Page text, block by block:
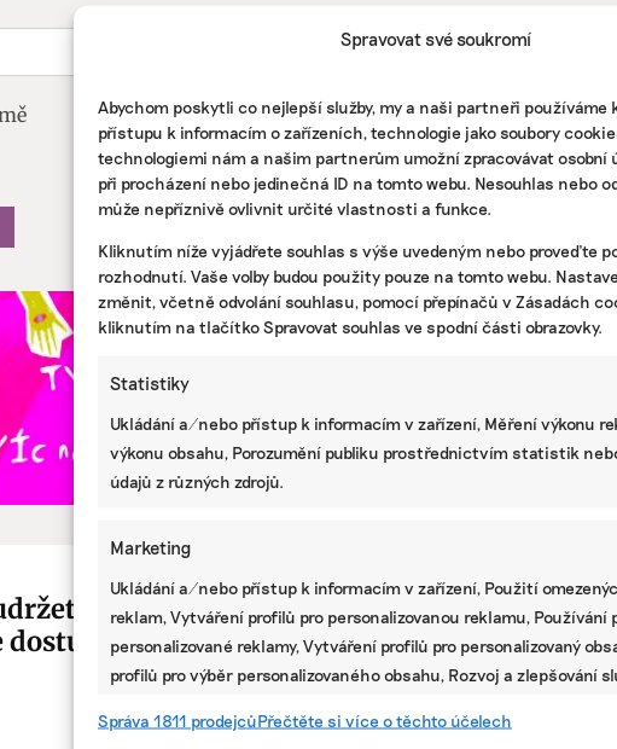
Spravovat své soukromí
Abychom poskytli co nejlepší služby, my a naši partneři
přístupu k informacím o zařízeních, technologie jako soubory
technologiemi nám a našim partnerům umožní zpracovávat osobní
při procházení nebo jedinečná ID na tomto webu. Nesouhlas nebo
může nepříznivě ovlivnit určité vlastnosti a funkce.
Kliknutím níže vyjádřete souhlas s výše uvedeným nebo proveďte
rozhodnutí. Vaše volby budou použity pouze na tomto webu.
změnit, včetně odvolání souhlasu, pomocí přepínačů v Zásadách
kliknutím na tlačítko Spravovat souhlas ve spodní části obrazovky.
Statistiky
Ukládání a/nebo přístup k informacím v zařízení, Měření výkonu
výkonu obsahu, Porozumění publiku prostřednictvím statistik
údajů z různých zdrojů.
Marketing
Ukládání a/nebo přístup k informacím v zařízení, Použití
reklam, Vytváření profilů pro personalizovanou reklamu, Používání
personalizované reklamy, Vytváření profilů pro personalizovaný
profilů pro výběr personalizovaného obsahu, Rozvoj a zlepšování
Správa 1811 prodejcůPřečtěte si více o těchto účelech
důležité
dostupné